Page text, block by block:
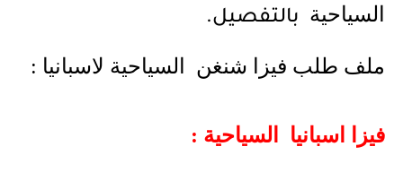
السياحية بالتفصيل.
ملف طلب فيزا شنغن السياحية لاسبانيا :
فيزا اسبانيا السياحية :